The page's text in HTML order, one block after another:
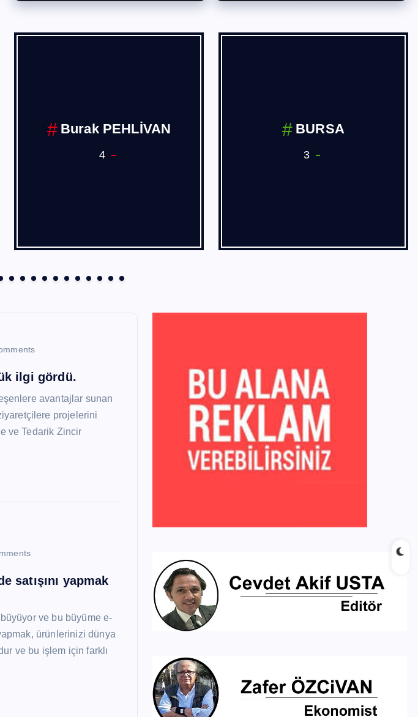
Demiryolu Ana ve Yan
Sanayii
Dernekler
3
ilgi gördü.
avantajlar sunan
projelerini
ve Tedarik Zincir
satışını yapmak
ve bu büyüme e-
ürünlerinizi dünya
ve bu işlem için farklı